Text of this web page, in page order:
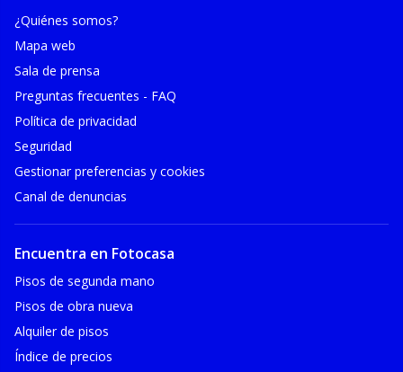
¿Quiénes somos?
Mapa web
Sala de prensa
Preguntas frecuentes - FAQ
Política de privacidad
Seguridad
Gestionar preferencias y cookies
Canal de denuncias
Encuentra en Fotocasa
Pisos de segunda mano
Pisos de obra nueva
Alquiler de pisos
Índice de precios